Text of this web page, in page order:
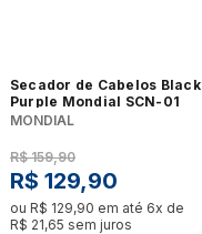
Secador de Cabelos Black
Purple Mondial SCN-01
MONDIAL
R$ 159,90
R$ 129,90
ou R$ 129,90 em até 6x de
R$ 21,65 sem juros